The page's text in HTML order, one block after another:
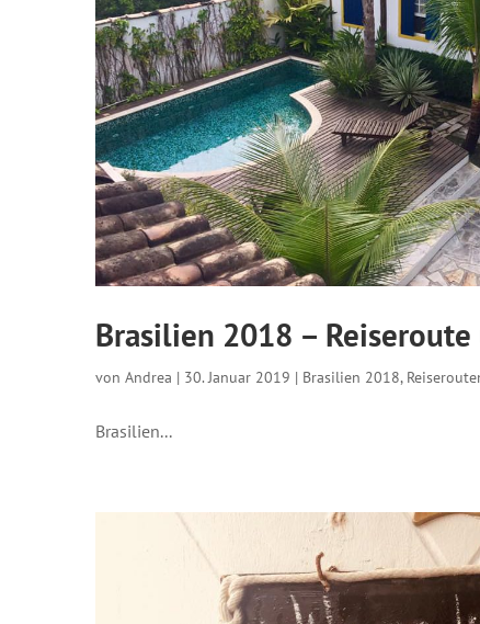
Brasilien 2018 –
von Andrea | 30. Januar 2019 | Brasilien 2018,
Brasilien...